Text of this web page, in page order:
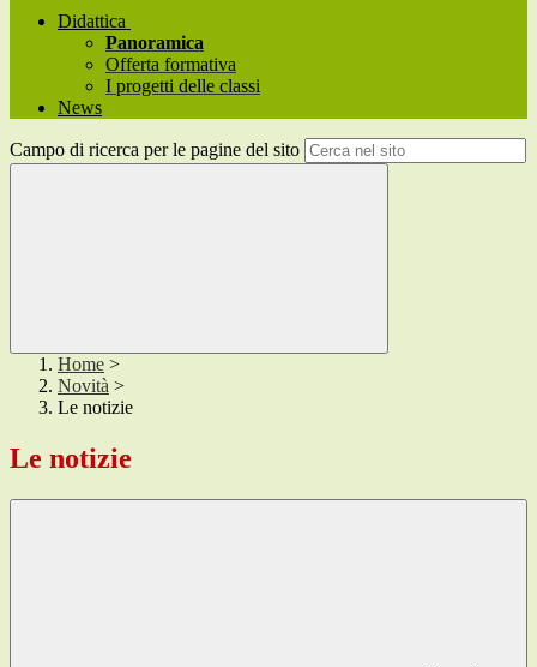
Didattica
Panoramica
Offerta formativa
I progetti delle classi
News
Campo di ricerca per le pagine del sito
Home >
Novità >
Le notizie
Le notizie